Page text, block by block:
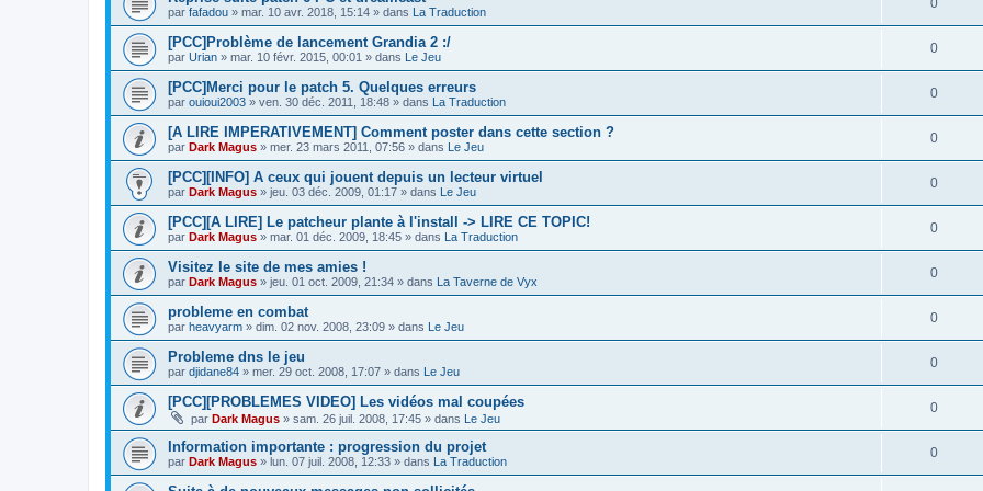
par fafadou » mar. 10 avr. 2018, 15:14 » dans La Traduction
0
[PCC]Problème de lancement Grandia 2 :/
par Urian » mar. 10 févr. 2015, 00:01 » dans Le Jeu
0
[PCC]Merci pour le patch 5. Quelques erreurs
par ouioui2003 » ven. 30 déc. 2011, 18:48 » dans La Traduction
0
[A LIRE IMPERATIVEMENT] Comment poster dans cette section ?
par Dark Magus » mer. 23 mars 2011, 07:56 » dans Le Jeu
0
[PCC][INFO] A ceux qui jouent depuis un lecteur virtuel
par Dark Magus » jeu. 03 déc. 2009, 01:17 » dans Le Jeu
0
[PCC][A LIRE] Le patcheur plante à l'install -> LIRE CE TOPIC!
par Dark Magus » mar. 01 déc. 2009, 18:45 » dans La Traduction
0
Visitez le site de mes amies !
par Dark Magus » jeu. 01 oct. 2009, 21:34 » dans La Taverne de Vyx
0
probleme en combat
par heavyarm » dim. 02 nov. 2008, 23:09 » dans Le Jeu
0
Probleme dns le jeu
par djidane84 » mer. 29 oct. 2008, 17:07 » dans Le Jeu
0
[PCC][PROBLEMES VIDEO] Les vidéos mal coupées
par Dark Magus » sam. 26 juil. 2008, 17:45 » dans Le Jeu
0
Information importante : progression du projet
par Dark Magus » lun. 07 juil. 2008, 12:33 » dans La Traduction
0